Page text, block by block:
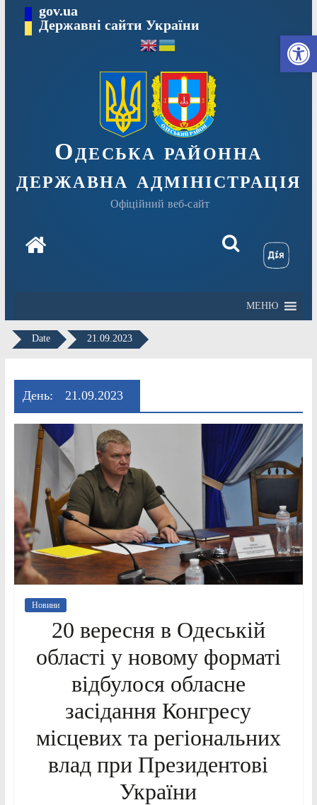
Перейтиgov.ua
Державні сайти України
Одеська районна
державна адміністрація
Офіційний веб-сайт
МЕНЮ
Date 21.09.2023
День: 21.09.2023
Новини
20 вересня в Одеській
області у новому форматі
відбулося обласне
засідання Конгресу
місцевих та регіональних
влад при Президентові
України